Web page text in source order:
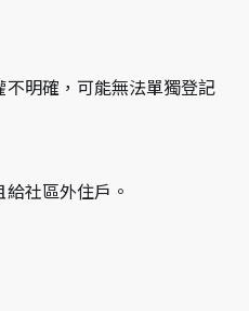
明確，可能無法單獨登記
社區外住戶。